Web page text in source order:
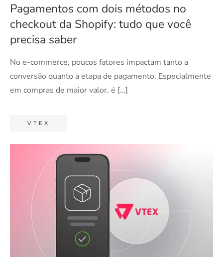
Pagamentos com dois métodos no
checkout da Shopify: tudo que você
precisa saber
No e-commerce, poucos fatores impactam tanto a
conversão quanto a etapa de pagamento. Especialmente
em compras de maior valor, é […]
VTEX